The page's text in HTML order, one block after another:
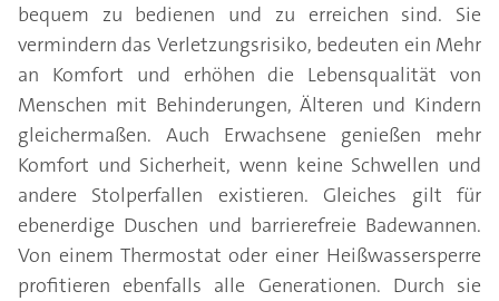
bequem zu bedienen und zu erreichen sind. Sie
vermindern das Verletzungsrisiko, bedeuten ein Mehr
an Komfort und erhöhen die Lebensqualität von
Menschen mit Behinderungen, Älteren und Kindern
gleichermaßen. Auch Erwachsene genießen mehr
Komfort und Sicherheit, wenn keine Schwellen und
andere Stolperfallen existieren. Gleiches gilt für
ebenerdige Duschen und barrierefreie Badewannen.
Von einem Thermostat oder einer Heißwassersperre
profitieren ebenfalls alle Generationen. Durch sie